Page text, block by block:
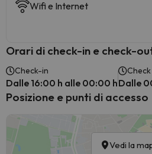
Wifi e Internet
Orari di check-in e check-
Check-in
Dalle 16:00 h alle 00:00 hDalle
Posizione e punti di accesso
Vedi la